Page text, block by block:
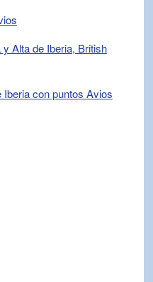
Alta de Iberia, British
con puntos Avios